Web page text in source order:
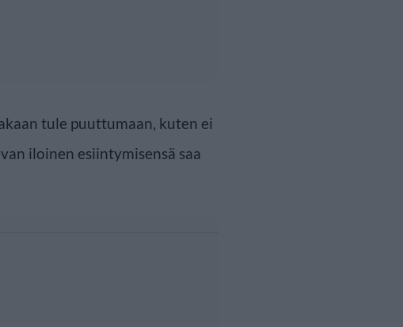
tule puuttumaan, kuten ei
iloinen esiintymisensä saa